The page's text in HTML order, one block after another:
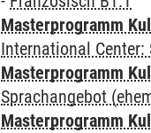
Masterprogramm
International Center:
Masterprogramm
Sprachangebot
Masterprogramm